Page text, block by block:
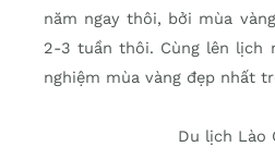
năm ngay thôi, bởi mùa
2-3 tuần thôi. Cùng lên lịch
nghiệm mùa vàng đẹp nhất
Du lịch Lào